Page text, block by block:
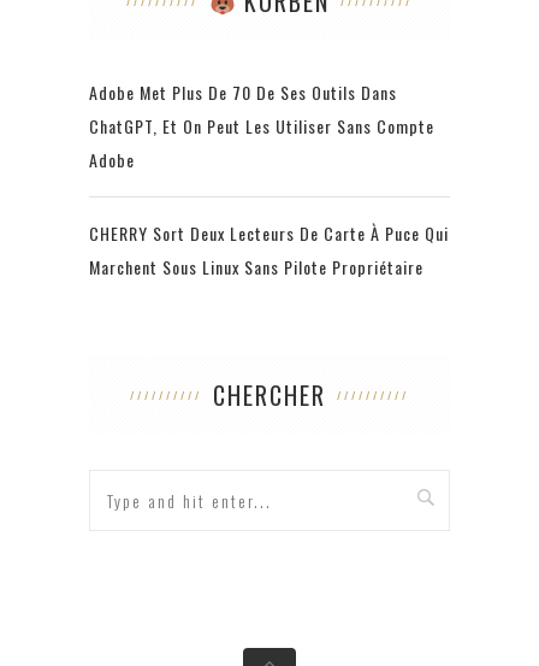
Adobe Met Plus De 70 De Ses Outils Dans
ChatGPT, Et On Peut Les Utiliser Sans Compte
Adobe
CHERRY Sort Deux Lecteurs De Carte À Puce Qui
Marchent Sous Linux Sans Pilote Propriétaire
CHERCHER